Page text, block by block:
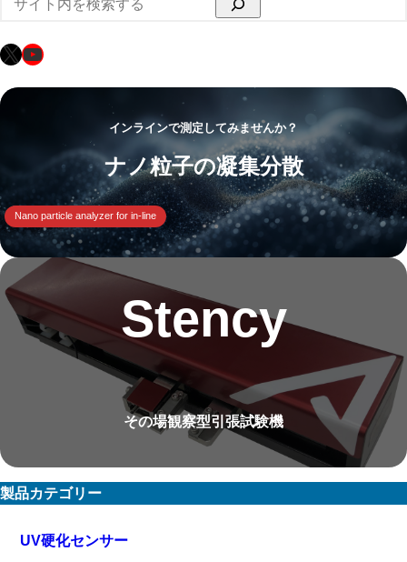
索
X YouTube
インラインで測定してみませんか？
ナノ粒子の凝集分散
Nano particle analyzer for in-line
Stency
その場観察型引張試験機
製品カテゴリー
UV硬化センサー